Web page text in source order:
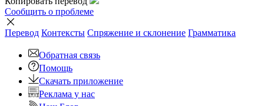
Сообщить о проблеме
Перевод Контексты Спряжение и склонение Грамматика
Обратная связь
Помощь
Скачать приложение
Реклама у нас